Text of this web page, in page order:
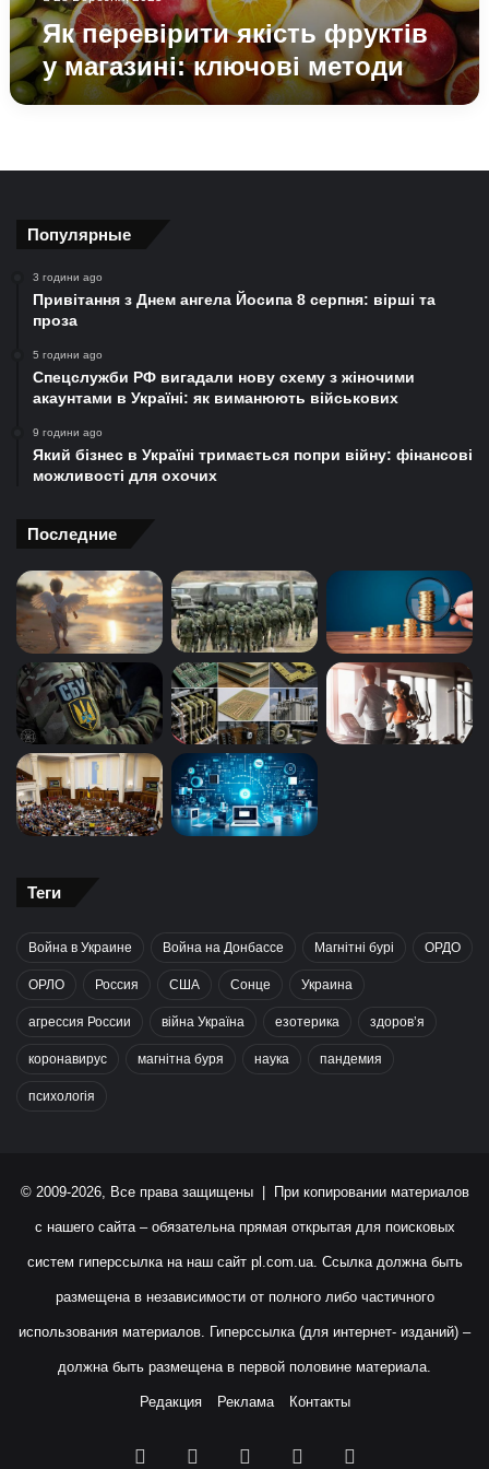
Як перевірити якість фруктів
у магазині: ключові методи
Популярные
3 години ago
Привітання з Днем ангела Йосипа 8 серпня: вірші та
проза
5 години ago
Спецслужби РФ вигадали нову схему з жіночими
акаунтами в Україні: як виманюють військових
9 години ago
Який бізнес в Україні тримається попри війну: фінансові
можливості для охочих
Последние
Теги
Война в Украине Война на Донбассе Магнітні бурі ОРДО
ОРЛО Россия США Сонце Украина
агрессия России війна Україна езотерика здоров’я
коронавирус магнітна буря наука пандемия
психологія
© 2009-2026, Все права защищены | При копировании материалов
с нашего сайта – обязательна прямая открытая для поисковых
систем гиперссылка на наш сайт pl.com.ua. Ссылка должна быть
размещена в независимости от полного либо частичного
использования материалов. Гиперссылка (для интернет- изданий) –
должна быть размещена в первой половине материала.
Редакция Реклама Контакты
Facebook YouTubeInstagram